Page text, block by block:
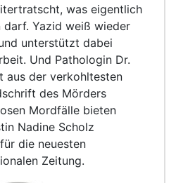
was eigentlich
darf. Yazid weiß wieder
unterstützt dabei
Und Pathologin Dr.
aus der verkohltesten
des Mörders
Mordfälle bieten
Nadine Scholz
die neuesten
Zeitung.